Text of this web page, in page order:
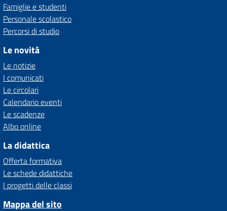
Famiglie e studenti
Personale scolastico
Percorsi di studio
Le novità
Le notizie
I comunicati
Le circolari
Calendario eventi
Le scadenze
Albo online
La didattica
Offerta formativa
Le schede didattiche
I progetti delle classi
Mappa del sito